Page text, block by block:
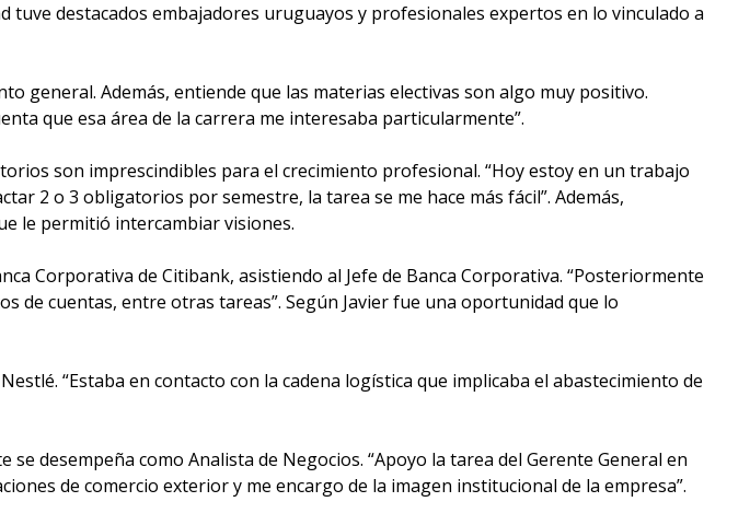
Blog
tuve destacados embajadores uruguayos y profesionales expertos en lo vinculado a
general. Además, entiende que las materias electivas son algo muy positivo.
que esa área de la carrera me interesaba particularmente”.
son imprescindibles para el crecimiento profesional. “Hoy estoy en un trabajo
2 o 3 obligatorios por semestre, la tarea se me hace más fácil”. Además,
le permitió intercambiar visiones.
Corporativa de Citibank, asistiendo al Jefe de Banca Corporativa. “Posteriormente
de cuentas, entre otras tareas”. Según Javier fue una oportunidad que lo
“Estaba en contacto con la cadena logística que implicaba el abastecimiento de
desempeña como Analista de Negocios. “Apoyo la tarea del Gerente General en
de comercio exterior y me encargo de la imagen institucional de la empresa”.